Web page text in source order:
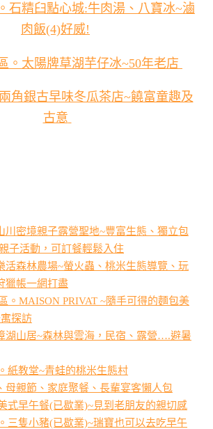
石精臼點心城:牛肉湯、八寶冰~滷
肉飯(4)好威!
。太陽牌草湖芋仔冰~50年老店
角銀古早味冬瓜茶店~饒富童趣及
古意
川密境親子露營聖地~豐富生態、獨立包
子活動，可訂餐輕鬆入住
活森林農場~螢火蟲、桃米生態導覽、玩
獵帳一網打盡
。MAISON PRIVAT ~隨手可得的麵包美
探訪
湖山居~森林與雲海，民宿、露營….避暑
紙教堂~青蛙的桃米生態村
母親節、家庭聚餐、長輩宴客懶人包
式早午餐(已歇業)~見到老朋友的親切感
三隻小豬(已歇業)~瑞寶也可以去吃早午